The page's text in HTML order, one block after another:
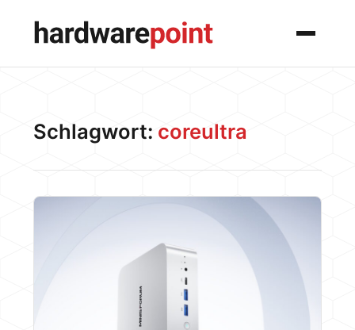
Menü
Schlagwort: coreultra